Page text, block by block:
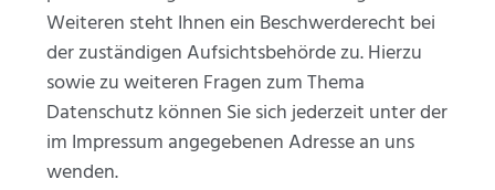
Weiteren steht Ihnen ein Beschwerderecht bei
der zuständigen Aufsichtsbehörde zu. Hierzu
sowie zu weiteren Fragen zum Thema
Datenschutz können Sie sich jederzeit unter der
im Impressum angegebenen Adresse an uns
wenden.